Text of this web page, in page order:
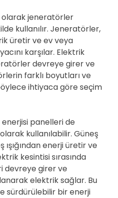
olarak jeneratörler
kullanılır. Jeneratörler,
üretir ve ev veya
karşılar. Elektrik
devreye girer ve
farklı boyutları ve
ihtiyaca göre seçim
enerjisi panelleri de
kullanılabilir. Güneş
enerji üretir ve
kesintisi sırasında
devreye girer ve
elektrik sağlar. Bu
sürdürülebilir bir enerji